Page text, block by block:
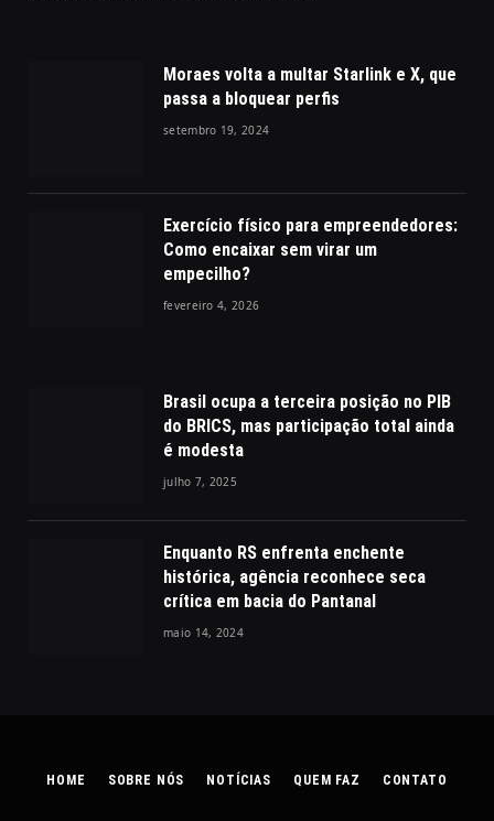
Moraes volta a multar Starlink e X, que
passa a bloquear perfis
setembro 19, 2024
Exercício físico para empreendedores:
Como encaixar sem virar um
empecilho?
fevereiro 4, 2026
Brasil ocupa a terceira posição no PIB
do BRICS, mas participação total ainda
é modesta
julho 7, 2025
Enquanto RS enfrenta enchente
histórica, agência reconhece seca
crítica em bacia do Pantanal
maio 14, 2024
HOME SOBRE NÓS NOTÍCIAS QUEM FAZ CONTATO